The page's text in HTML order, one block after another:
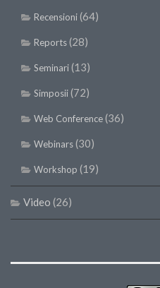
Recensioni(64)
Reports(28)
Seminari(13)
Simposii(72)
Web Conference(36)
Webinars(30)
Workshop (19)
Video (26)